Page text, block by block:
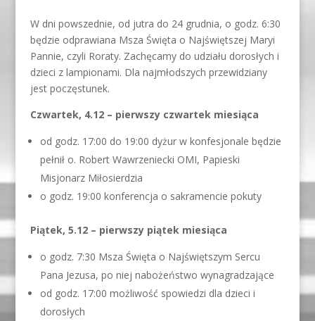
W dni powszednie, od jutra do 24 grudnia, o godz. 6:30
będzie odprawiana Msza Święta o Najświętszej Maryi
Pannie, czyli Roraty. Zachęcamy do udziału dorosłych i
dzieci z lampionami. Dla najmłodszych przewidziany
jest poczęstunek.
Czwartek, 4.12 – pierwszy czwartek miesiąca
od godz. 17:00 do 19:00 dyżur w konfesjonale będzie
pełnił o. Robert Wawrzeniecki OMI, Papieski
Misjonarz Miłosierdzia
o godz. 19:00 konferencja o sakramencie pokuty
Piątek, 5.12 – pierwszy piątek miesiąca
o godz. 7:30 Msza Święta o Najświętszym Sercu
Pana Jezusa, po niej nabożeństwo wynagradzające
od godz. 17:00 możliwość spowiedzi dla dzieci i
dorosłych